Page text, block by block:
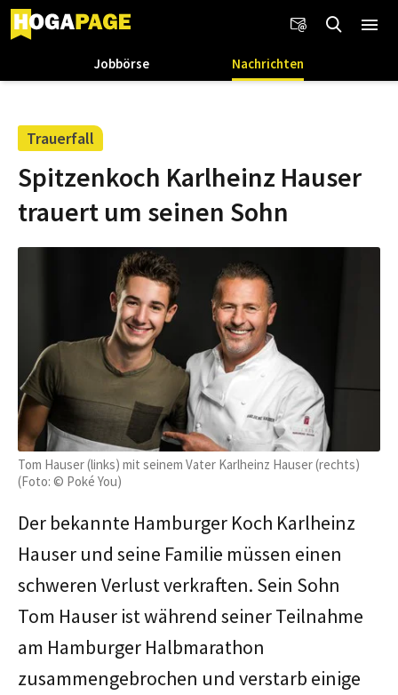
Jobbörse Nachrichten
Trauerfall
Spitzenkoch Karlheinz Hauser
trauert um seinen Sohn
Tom Hauser (links) mit seinem Vater Karlheinz Hauser (rechts)
(Foto: © Poké You)
Der bekannte Hamburger Koch Karlheinz
Hauser und seine Familie müssen einen
schweren Verlust verkraften. Sein Sohn
Tom Hauser ist während seiner Teilnahme
am Hamburger Halbmarathon
zusammengebrochen und verstarb einige